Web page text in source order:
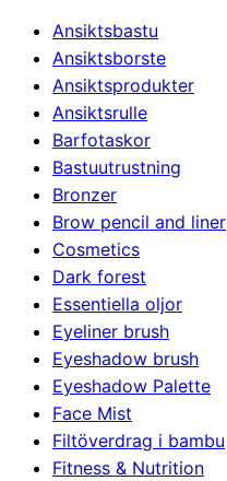
Ansiktsbastu
Ansiktsborste
Ansiktsprodukter
Ansiktsrulle
Barfotaskor
Bastuutrustning
Bronzer
Brow pencil and liner
Cosmetics
Dark forest
Essentiella oljor
Eyeliner brush
Eyeshadow brush
Eyeshadow Palette
Face Mist
Filtöverdrag i bambu
Fitness & Nutrition